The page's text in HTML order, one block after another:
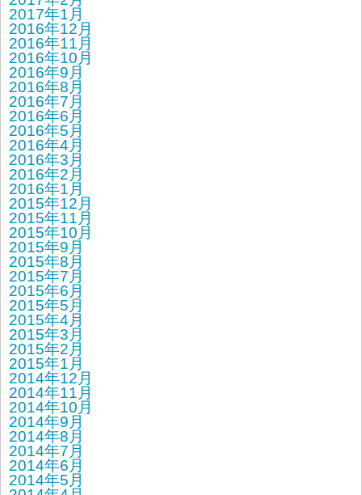
2017年1月
2016年12月
2016年11月
2016年10月
2016年9月
2016年8月
2016年7月
2016年6月
2016年5月
2016年4月
2016年3月
2016年2月
2016年1月
2015年12月
2015年11月
2015年10月
2015年9月
2015年8月
2015年7月
2015年6月
2015年5月
2015年4月
2015年3月
2015年2月
2015年1月
2014年12月
2014年11月
2014年10月
2014年9月
2014年8月
2014年7月
2014年6月
2014年5月